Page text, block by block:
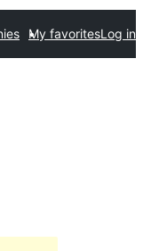
My favoritesLog in